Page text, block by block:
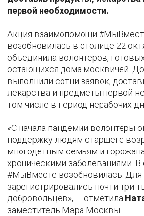
первой необходимости.
Акция взаимопомощи
возобновилась в столице 22
объединила волонтеров,
остающихся дома москвичей.
выполнили сотни заявок,
лекарства и предметы первой
том числе в период нерабочих
«С начала пандемии волонтеры
поддержку людям старшего
многодетным семьям и
хроническими заболеваниями. В
#МыВместе возобновилась. Для
зарегистрировались почти три
добровольцев», — отметила
заместитель Мэра Москвы.